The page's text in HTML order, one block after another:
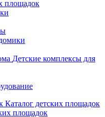
площадок
Детские комплексы для
Каталог детских площадок